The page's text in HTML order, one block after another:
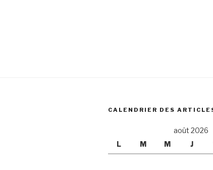
CALENDRIER DES
août 2026
L
M M J